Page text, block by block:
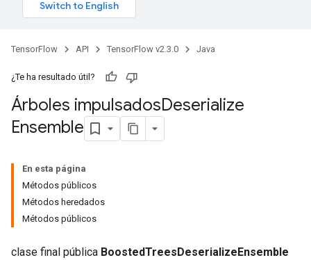
TensorFlow API TensorFlow v2.3.0 Java
¿Te ha resultado útil?
Árboles impulsadosDeserialize
Ensemble
En esta página
Métodos públicos
Métodos heredados
Métodos públicos
clase final pública BoostedTreesDeserializeEnsemble